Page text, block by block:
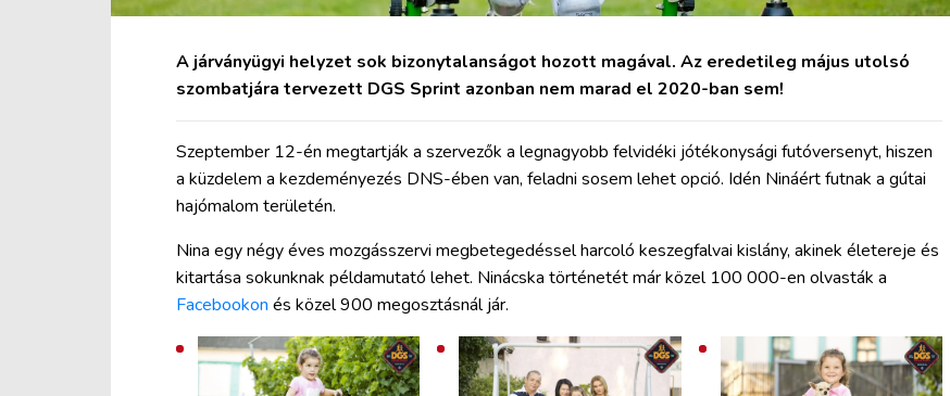
A járványügyi helyzet sok bizonytalanságot hozott magával. Az eredetileg május utolsó
szombatjára tervezett DGS Sprint azonban nem marad el 2020-ban sem!
Szeptember 12-én megtartják a szervezők a legnagyobb felvidéki jótékonysági futóversenyt, hiszen
a küzdelem a kezdeményezés DNS-ében van, feladni sosem lehet opció. Idén Nináért futnak a gútai
hajómalom területén.
Nina egy négy éves mozgásszervi megbetegedéssel harcoló keszegfalvai kislány, akinek életereje és
kitartása sokunknak példamutató lehet. Ninácska történetét már közel 100 000-en olvasták a
Facebookon és közel 900 megosztásnál jár.